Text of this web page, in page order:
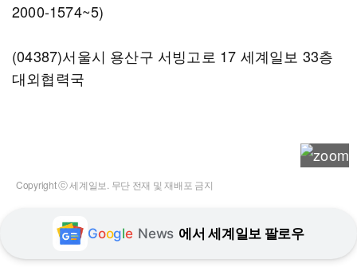
2000-1574~5)
(04387)서울시 용산구 서빙고로 17 세계일보 33층
대외협력국
Copyright ⓒ 세계일보. 무단 전재 및 재배포 금지
Google News 에서 세계일보 팔로우